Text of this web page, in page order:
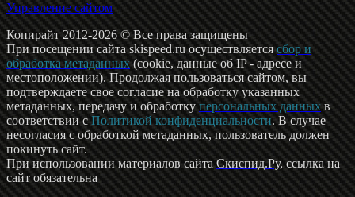
Управление сайтом
Копирайт 2012-2026 © Все права защищены
При посещении сайта skispeed.ru осуществляетсясбор и
обработка метаданных(cookie, данные об IP - адресе и
местоположении). Продолжая пользоваться сайтом, вы
подтверждаете свое согласие на обработку указанных
метаданных, передачу и обработкуперсональных данныхв
соответствии сПолитикой конфиденциальности. В случае
несогласия с обработкой метаданных, пользователь должен
покинуть сайт.
При использовании материалов сайтаСкиспид.Ру, ссылка на
сайт обязательна